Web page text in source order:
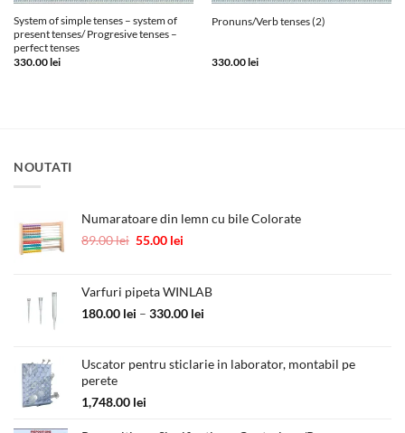
System of simple tenses – system of
present tenses/ Progresive tenses –
perfect tenses
330.00lei
Pronuns/Verb tenses (2)
330.00lei
NOUTATI
Numaratoare din lemn cu bile Colorate
89.00lei Prețul
fost:
89.00 lei.
55.00 lei
55.00 lei.
Varfuri pipeta WINLAB
180.00 lei – 330.00 lei
180.00 lei
Uscator pentru sticlarie in laborator, montabil pe
perete
1,748.00 lei